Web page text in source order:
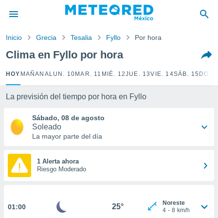
ha sido
la
que se
calidad.
forma
digital
Inicio Grecia Tesalia Fyllo Por hora
Clima en Fyllo por hora
HOY MAÑANA LUN. 10 MAR. 11 MIÉ. 12JUE. 13VIE. 14SÁB. 15
La previsión del tiempo por hora en Fyllo
Sábado, 08 de agosto
Soleado
La mayor parte del día
1 Alerta ahora
Riesgo Moderado
01:00 25°
Noreste
4 - 8 km/h